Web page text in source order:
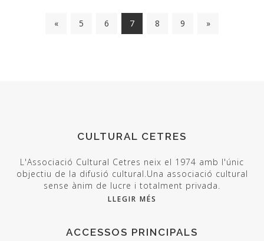
« 5 6 7 8 9 »
CULTURAL CETRES
L'Associació Cultural Cetres neix el 1974 amb l'únic
objectiu de la difusió cultural.Una associació cultural
sense ànim de lucre i totalment privada.
LLEGIR MÉS
ACCESSOS PRINCIPALS